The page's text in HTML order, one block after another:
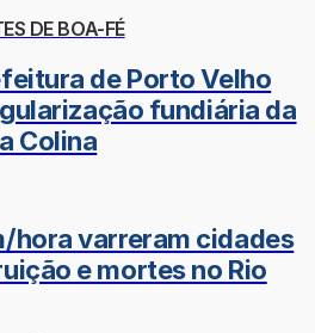
DE BOA-FÉ
de Porto Velho
fundiária da
Colina
hora varreram cidades
e mortes no Rio